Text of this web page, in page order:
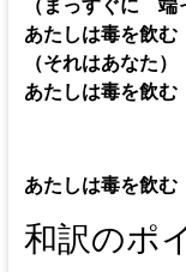
あたしは毒を飲
（それはあなた）
あたしは毒を飲
あたしは毒を飲
和訳のポ